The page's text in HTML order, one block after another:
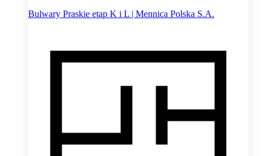
Bulwary Praskie etap K i L | Mennica Polska S.A.